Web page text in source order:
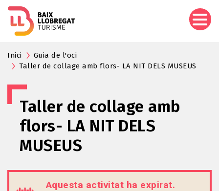
Inici
Guia de l'oci
Taller de collage amb flors- LA NIT DELS MUSEUS
Taller de collage amb
flors- LA NIT DELS
MUSEUS
Aquesta activitat ha expirat.